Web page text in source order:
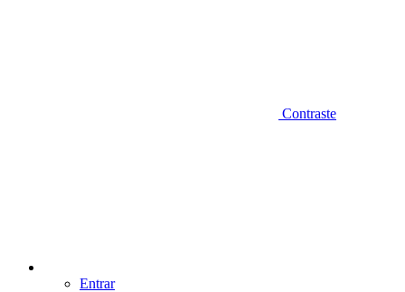
Contraste
Entrar